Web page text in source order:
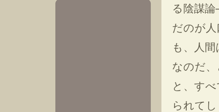
る陰謀
だのが
も、人
なのだ
と、す
られて